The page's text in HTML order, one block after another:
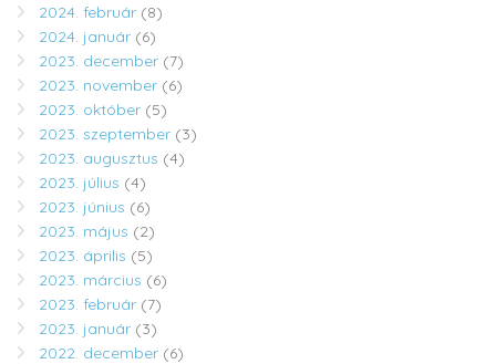
2024. február (8)
2024. január (6)
2023. december (7)
2023. november (6)
2023. október (5)
2023. szeptember (3)
2023. augusztus (4)
2023. július (4)
2023. június (6)
2023. május (2)
2023. április (5)
2023. március (6)
2023. február (7)
2023. január (3)
2022. december (6)